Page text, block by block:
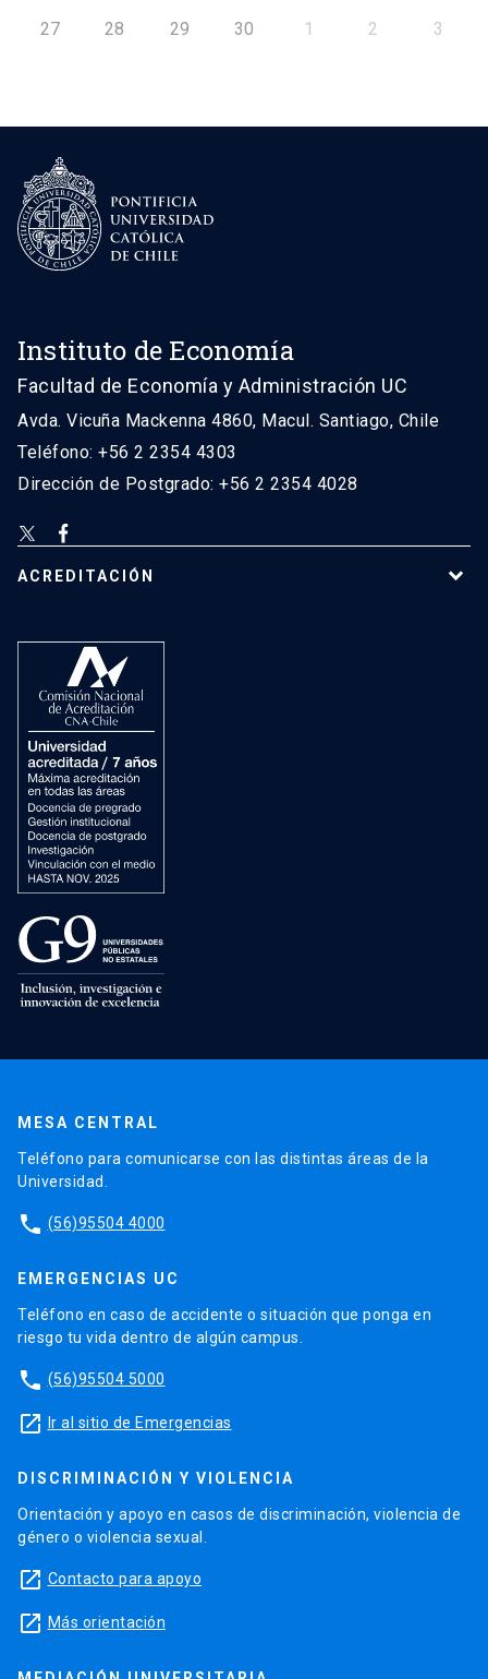
27 28 29 30 1 2 3
Instituto de Economía
Facultad de Economía y Administración UC
Avda. Vicuña Mackenna 4860, Macul. Santiago, Chile
Teléfono: +56 2 2354 4303
Dirección de Postgrado: +56 2 2354 4028
ACREDITACIÓN
MESA CENTRAL
Teléfono para comunicarse con las distintas áreas de la
Universidad.
phone (56)95504 4000
EMERGENCIAS UC
Teléfono en caso de accidente o situación que ponga en
riesgo tu vida dentro de algún campus.
phone (56)95504 5000
launch Ir al sitio de Emergencias
DISCRIMINACIÓN Y VIOLENCIA
Orientación y apoyo en casos de discriminación, violencia de
género o violencia sexual.
launch Contacto para apoyo
launch Más orientación